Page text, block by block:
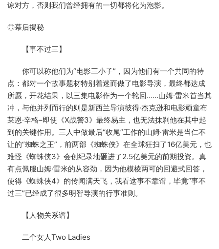
谅对方，否则我们曾经拥有的一切都将化为泡影。
◎幕后揭秘
【事不过三】
你可以称他们为“电影三小子”，因为他们有一个共同的特
点：都对一个故事题材特别着迷而做了电影导演，最终都达成
所愿，开花结果，以三集电影作为一个轮回……山姆·雷米首当其
冲，与他并列而行的则是新西兰导演彼得·杰克逊和电影顽童布
莱恩·辛格–即使《X战警3》最终易主，也无法抹刹他在其中起
到的关键作用。三人中做最后“收尾”工作的山姆·雷米是当仁不
让的“蜘蛛之王”，前两部《蜘蛛侠》在全球狂扫了16亿美元，也
难怪《蜘蛛侠3》会创纪录地砸进了2.5亿美元的前期投资。真
有点佩服山姆·雷米的从容劲，因为他模棱两可的回避式回答，
使得《蜘蛛侠4》的传闻满天飞，我看这事不靠谱，毕竟“事不
过三”已经成了很多明智导演的行事准则。
【人物关系谱】
二个女人Two Ladies